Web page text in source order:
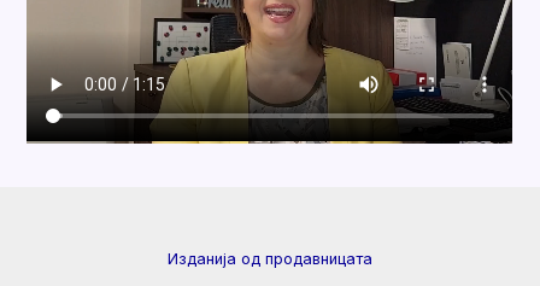
Изданија од продавницата